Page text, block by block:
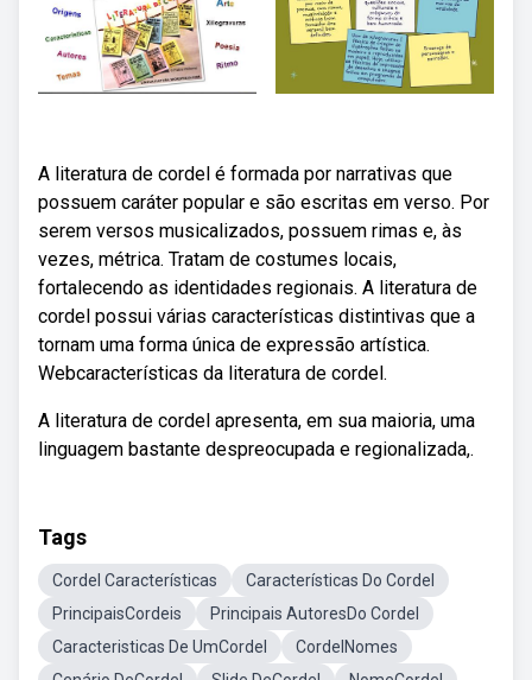
A literatura de cordel é formada por narrativas que
possuem caráter popular e são escritas em verso. Por
serem versos musicalizados, possuem rimas e, às
vezes, métrica. Tratam de costumes locais,
fortalecendo as identidades regionais. A literatura de
cordel possui várias características distintivas que a
tornam uma forma única de expressão artística.
Webcaracterísticas da literatura de cordel.
A literatura de cordel apresenta, em sua maioria, uma
linguagem bastante despreocupada e regionalizada,.
Tags
Cordel Características
Características Do Cordel
PrincipaisCordeis
Principais AutoresDo Cordel
Caracteristicas De UmCordel
CordelNomes